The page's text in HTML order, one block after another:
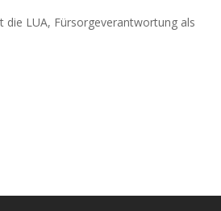
LUA, Fürsorgeverantwortung als